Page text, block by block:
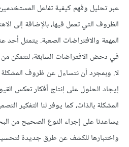
عبر تحليل وفهم كيفية تفاعل
الظروف التي تعمل فيها، بالإضافة إلى
المهمة والافتراضات الصعبة. يتمثل أحد
في دحض الافتراضات السابقة، لنتمكن
لا. وبمجرد أن نتساءل عن ظروف
إيجاد الحلول على إنتاج أفكار تعكس
المشكلة بالذات، كما يوفر لنا التفكير
يساعدنا على إجراء النوع الصحيح من
واختبارها للكشف عن طرق جديدة